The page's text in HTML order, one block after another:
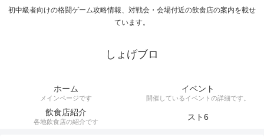
初中級者向けの格闘ゲーム攻略情報、対戦会・会場付近の飲食店の案内を載せ
ています。
しょげブロ
ホーム
メインページです
イベント
開催しているイベントの詳細です。
飲食店紹介
各地飲食店の紹介です スト6